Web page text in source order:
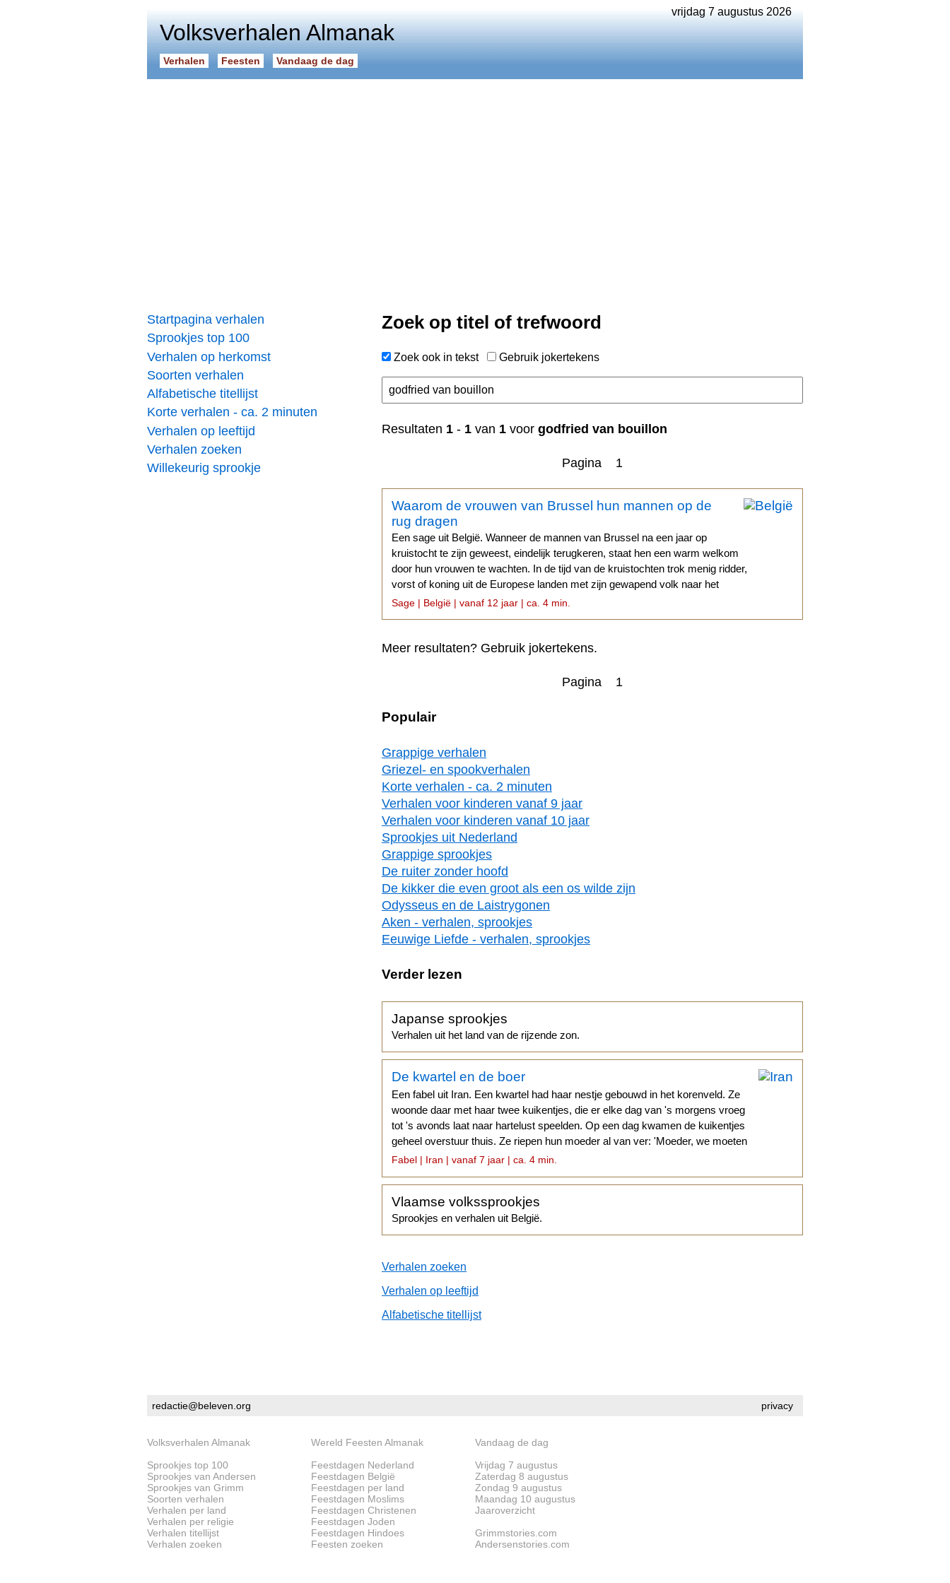
vrijdag 7 augustus 2026
Volksverhalen Almanak
Verhalen Feesten Vandaag de dag
Startpagina verhalen
Sprookjes top 100
Verhalen op herkomst
Soorten verhalen
Alfabetische titellijst
Korte verhalen - ca. 2 minuten
Verhalen op leeftijd
Verhalen zoeken
Willekeurig sprookje
Zoek op titel of trefwoord
Zoek ook in tekst Gebruik jokertekens
Resultaten 1 - 1 van 1 voor godfried van bouillon
Pagina 1
Waarom de vrouwen van Brussel hun mannen op de
rug dragen
Een sage uit België. Wanneer de mannen van Brussel na een jaar op
kruistocht te zijn geweest, eindelijk terugkeren, staat hen een warm welkom
door hun vrouwen te wachten. In de tijd van de kruistochten trok menig ridder,
vorst of koning uit de Europese landen met zijn gewapend volk naar het
Heilige Land.
Sage | België | vanaf 12 jaar | ca. 4 min.
Meer resultaten? Gebruik jokertekens.
Pagina 1
Populair
Grappige verhalen
Griezel- en spookverhalen
Korte verhalen - ca. 2 minuten
Verhalen voor kinderen vanaf 9 jaar
Verhalen voor kinderen vanaf 10 jaar
Sprookjes uit Nederland
Grappige sprookjes
De ruiter zonder hoofd
De kikker die even groot als een os wilde zijn
Odysseus en de Laistrygonen
Aken - verhalen, sprookjes
Eeuwige Liefde - verhalen, sprookjes
Verder lezen
Japanse sprookjes
Verhalen uit het land van de rijzende zon.
De kwartel en de boer
Een fabel uit Iran. Een kwartel had haar nestje gebouwd in het korenveld. Ze
woonde daar met haar twee kuikentjes, die er elke dag van 's morgens vroeg
tot 's avonds laat naar hartelust speelden. Op een dag kwamen de kuikentjes
geheel overstuur thuis. Ze riepen hun moeder al van ver: 'Moeder, we moeten
verhuizen...
Fabel | Iran | vanaf 7 jaar | ca. 4 min.
Vlaamse volkssprookjes
Sprookjes en verhalen uit België.
Verhalen zoeken
Verhalen op leeftijd
Alfabetische titellijst
privacy
redactie@beleven.org
Volksverhalen Almanak
Sprookjes top 100
Sprookjes van Andersen
Sprookjes van Grimm
Soorten verhalen
Verhalen per land
Verhalen per religie
Verhalen titellijst
Verhalen zoeken
Wereld Feesten Almanak
Feestdagen Nederland
Feestdagen België
Feestdagen per land
Feestdagen Moslims
Feestdagen Christenen
Feestdagen Joden
Feestdagen Hindoes
Feesten zoeken
Vandaag de dag
Vrijdag 7 augustus
Zaterdag 8 augustus
Zondag 9 augustus
Maandag 10 augustus
Jaaroverzicht
Grimmstories.com
Andersenstories.com